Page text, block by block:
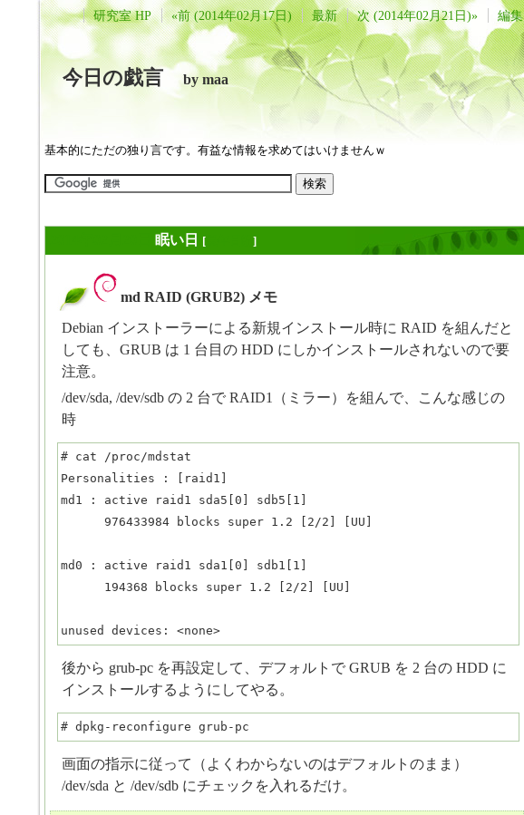
研究室 HP «前 (2014年02月17日) 最新 次 (2014年02月21日)» 編集
今日の戯言by maa
基本的にただの独り言です。有益な情報を求めてはいけませんｗ
眠い日 [ ]
md RAID (GRUB2) メモ
Debian インストーラーによる新規インストール時に RAID を組んだと
しても、GRUB は 1 台目の HDD にしかインストールされないので要
注意。
/dev/sda, /dev/sdb の 2 台で RAID1（ミラー）を組んで、こんな感じの
時
# cat /proc/mdstat
Personalities : [raid1]
md1 : active raid1 sda5[0] sdb5[1]
md0 : active raid1 sda1[0] sdb1[1]
unused devices: <none>
後から grub-pc を再設定して、デフォルトで GRUB を 2 台の HDD に
インストールするようにしてやる。
# dpkg-reconfigure grub-pc
画面の指示に従って（よくわからないのはデフォルトのまま）
/dev/sda と /dev/sdb にチェックを入れるだけ。